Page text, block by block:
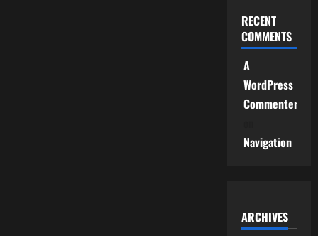
RECENT
COMMENTS
A
WordPress
Commenter
Navigation
ARCHIVES